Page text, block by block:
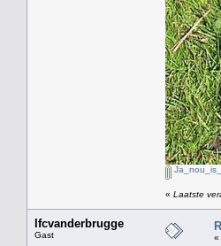
« Laatste
lfcvanderbrugge
Gast «